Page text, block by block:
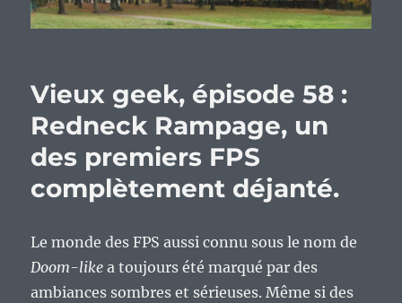
Vieux geek, épisode 58 :
Redneck Rampage, un
des premiers FPS
complètement déjanté.
Le monde des FPS aussi connu sous le nom de
Doom-like a toujours été marqué par des
ambiances sombres et sérieuses. Même si des